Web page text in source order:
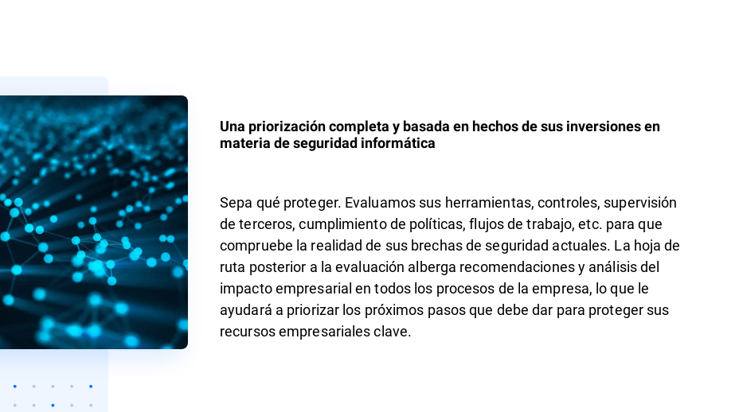
Una priorización completa y basada en hechos de sus inversiones en
materia de seguridad informática
Sepa qué proteger. Evaluamos sus herramientas, controles, supervisión
de terceros, cumplimiento de políticas, flujos de trabajo, etc. para que
compruebe la realidad de sus brechas de seguridad actuales. La hoja de
ruta posterior a la evaluación alberga recomendaciones y análisis del
impacto empresarial en todos los procesos de la empresa, lo que le
ayudará a priorizar los próximos pasos que debe dar para proteger sus
recursos empresariales clave.